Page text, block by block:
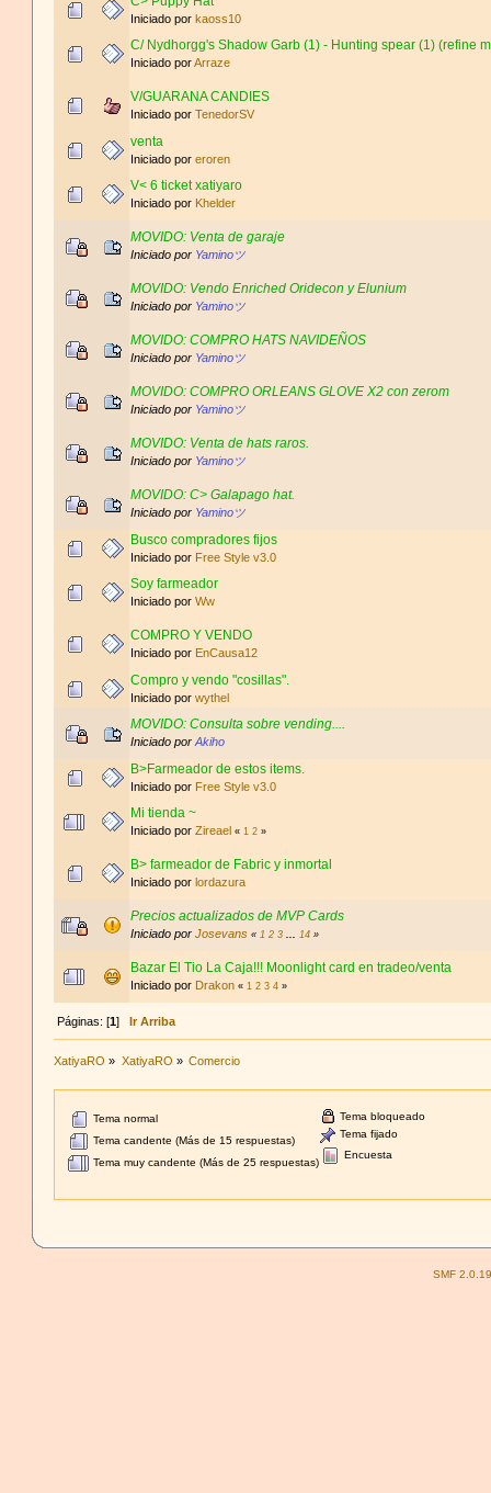
Iniciado por kaoss10
C/ Nydhorgg's Shadow Garb (1) - Hunting spear (1) (refine
Iniciado porArraze
V/GUARANA CANDIES
Iniciado porTenedorSV
venta
Iniciado poreroren
V< 6 ticket xatiyaro
Iniciado por Khelder
MOVIDO: Venta de garaje
Iniciado por Yaminoツ
MOVIDO: Vendo Enriched Oridecon y Elunium
Iniciado por Yaminoツ
MOVIDO: COMPRO HATS NAVIDEÑOS
Iniciado por Yaminoツ
MOVIDO: COMPRO ORLEANS GLOVE X2 con zerom
Iniciado por Yaminoツ
MOVIDO: Venta de hats raros.
Iniciado por Yaminoツ
MOVIDO: C> Galapago hat.
Iniciado por Yaminoツ
Busco compradores fijos
Iniciado por Free Style v3.0
Soy farmeador
Iniciado porWw
COMPRO Y VENDO
Iniciado por EnCausa12
Compro y vendo "cosillas".
Iniciado porwythel
MOVIDO: Consulta sobre vending....
Iniciado porAkiho
B>Farmeador de estos items.
Iniciado por Free Style v3.0
Mi tienda ~
Iniciado porZireael «1 2 »
B> farmeador de Fabric y inmortal
Iniciado por lordazura
Precios actualizados de MVP Cards
Iniciado porJosevans «1 2 3 ...14 »
Bazar El Tio La Caja!!! Moonlight card en tradeo/venta
Iniciado por Drakon «1 2 3 4 »
Páginas: [1] Ir Arriba
XatiyaRO » XatiyaRO » Comercio
Tema normal
Tema candente (Más de 15 respuestas)
Tema muy candente (Más de 25 respuestas)
Tema bloqueado
Tema fijado
Encuesta
SMF 2.0.19